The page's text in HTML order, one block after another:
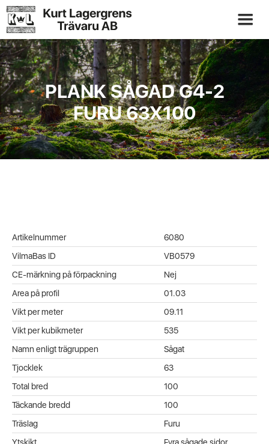
PLANK SÅGAD G4-2
FURU 63X100
Artikelnummer
6080
VilmaBas ID
VB0579
CE-märkning på förpackning
Nej
Area på profil
01.03
Vikt per meter
09.11
Vikt per kubikmeter
535
Namn enligt trägruppen
Sågat
Tjocklek
63
Total bred
100
Täckande bredd
100
Träslag
Furu